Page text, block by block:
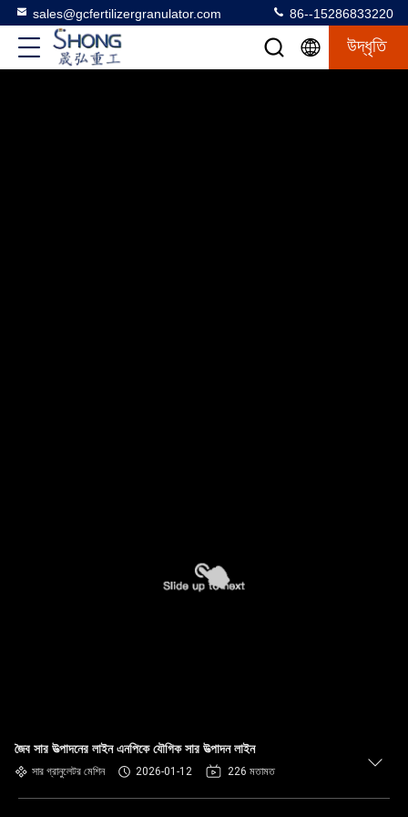
sales@gcfertilizergranulator.com 86--15286833220
উদ্ধৃতি
জৈব সার উত্পাদনের লাইন এনপিকে যৌগিক সার উত্পাদন লাইন
সার গ্রানুলেটর মেশিন 2026-01-12 226 মতামত